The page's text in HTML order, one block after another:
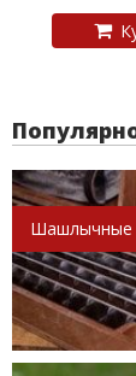
Шашлычные